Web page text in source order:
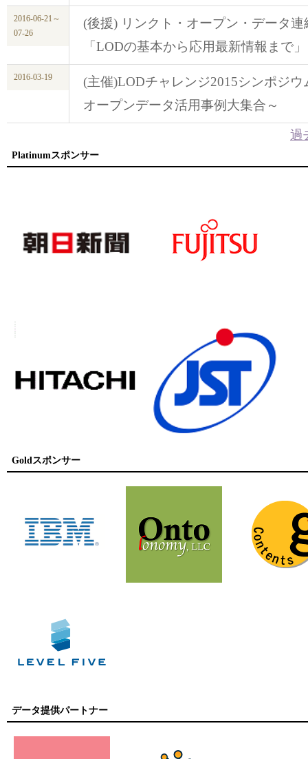
2016-06-21～
07-26
(後援) リンクト・オープン・データ
「LODの基本から応用最新情報まで」
2016-03-19
(主催)LODチャレンジ2015シンポジ
オープンデータ活用事例大集合～
過
Platinumスポンサー
Goldスポンサー
データ提供パートナー